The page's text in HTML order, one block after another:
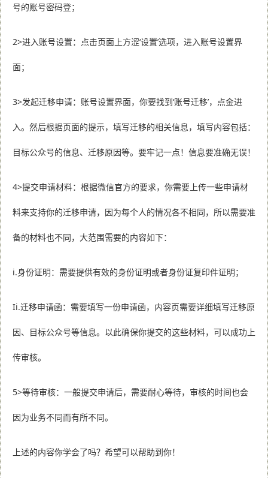
号的账号密码登；
2>进入账号设置：点击页面上方涩‘设置’选项，进入账号设置界
面；
3>发起迁移申请：账号设置界面，你要找到‘账号迁移’，点金进
入。然后根据页面的提示，填写迁移的相关信息，填写内容包括：
目标公众号的信息、迁移原因等。要牢记一点！信息要准确无误！
4>提交申请材料：根据微信官方的要求，你需要上传一些申请材
料来支持你的迁移申请，因为每个人的情况各不相同，所以需要准
备的材料也不同，大范围需要的内容如下：
i.身份证明：需要提供有效的身份证明或者身份证复印件证明；
Ii.迁移申请函：需要填写一份申请函，内容页需要详细填写迁移原
因、目标公众号等信息。以此确保你提交的这些材料，可以成功上
传审核。
5>等待审核：一般提交申请后，需要耐心等待，审核的时间也会
因为业务不同而有所不同。
上述的内容你学会了吗？希望可以帮助到你！